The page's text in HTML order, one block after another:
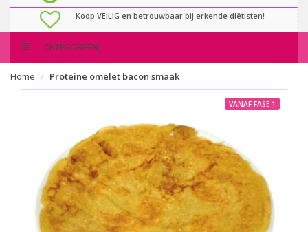
Koop VEILIG en betrouwbaar bij erkende diëtisten!
CATEGORIEËN
Home Proteine omelet bacon smaak
VANAF FASE 1